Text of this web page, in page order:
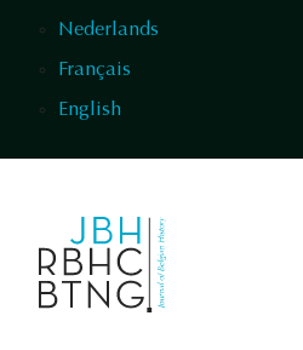
Nederlands
Français
English